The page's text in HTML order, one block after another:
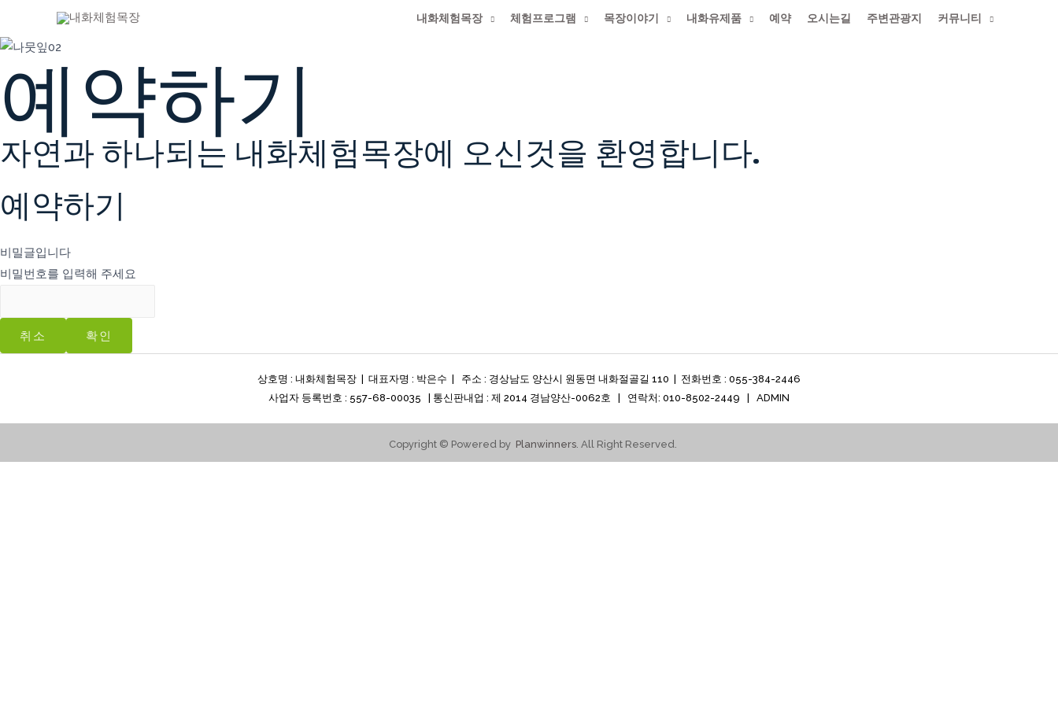
내화체험목장 체험프로그램 목장이야기 내화유제품 예약 오시는길 주변관광지 커뮤니티
예약하기
자연과 하나되는 내화체험목장에 오신것을 환영합니다.
예약하기
비밀글입니다
비밀번호를 입력해 주세요
취소 확인
상호명 : 내화체험목장 | 대표자명 : 박은수 | 주소 : 경상남도 양산시 원동면 내화절골길 110 | 전화번호 : 055-384-2446
사업자 등록번호 : 557-68-00035 | 통신판내업 : 제 2014 경남양산-0062호 | 연락처: 010-8502-2449 | ADMIN
Copyright © Powered by Planwinners. All Right Reserved.
크롬과 웨일에 최적화된 홈페이지 입니다._익스플로러 사용금지 크롬다운로드